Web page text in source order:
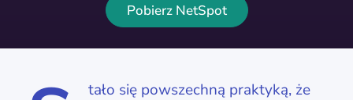
Pobierz NetSpot
tało się powszechną praktyką, że